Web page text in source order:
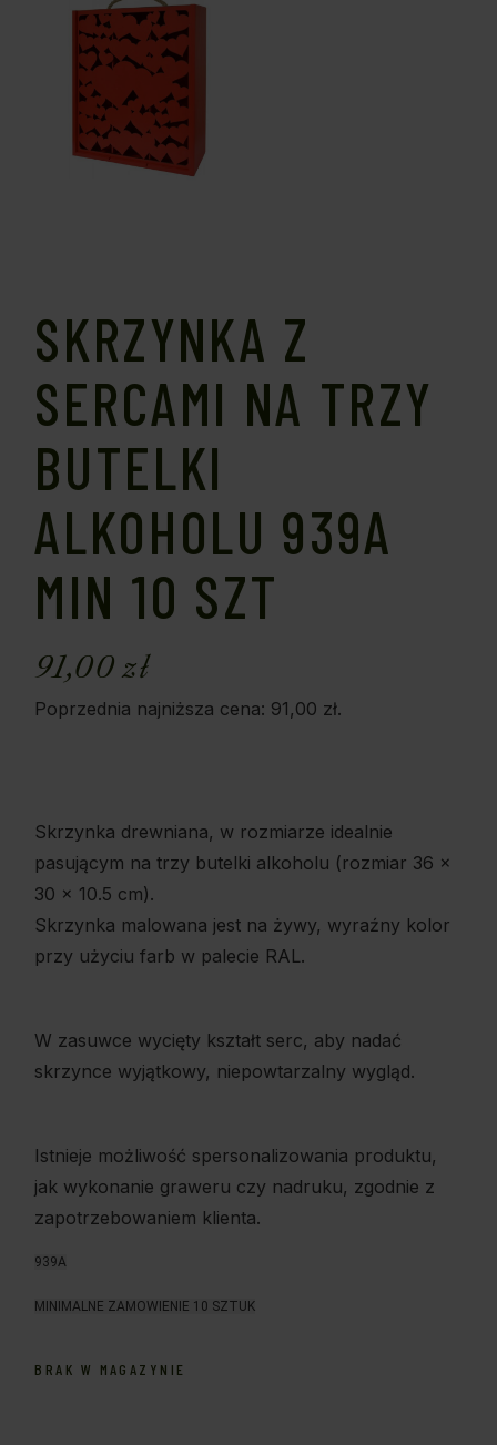
SKRZYNKA Z
SERCAMI NA TRZY
BUTELKI
ALKOHOLU 939A
MIN 10 SZT
91,00zł
Poprzednia najniższa cena: 91,00 zł.
Skrzynka drewniana, w rozmiarze idealnie
pasującym na trzy butelki alkoholu (rozmiar 36 x
30 x 10.5 cm).
Skrzynka malowana jest na żywy, wyraźny kolor
przy użyciu farb w palecie RAL.
W zasuwce wycięty kształt serc, aby nadać
skrzynce wyjątkowy, niepowtarzalny wygląd.
Istnieje możliwość spersonalizowania produktu,
jak wykonanie graweru czy nadruku, zgodnie z
zapotrzebowaniem klienta.
939A
MINIMALNE ZAMOWIENIE 10 SZTUK
BRAK W MAGAZYNIE